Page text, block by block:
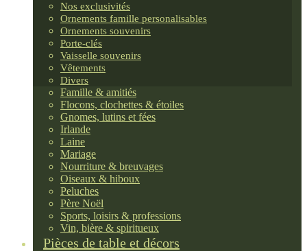
Nos exclusivités
Ornements famille personalisables
Ornements souvenirs
Porte-clés
Vaisselle souvenirs
Vêtements
Divers
Famille & amitiés
Flocons, clochettes & étoiles
Gnomes, lutins et fées
Irlande
Laine
Mariage
Nourriture & breuvages
Oiseaux & hiboux
Peluches
Père Noël
Sports, loisirs & professions
Vin, bière & spiritueux
Pièces de table et décors